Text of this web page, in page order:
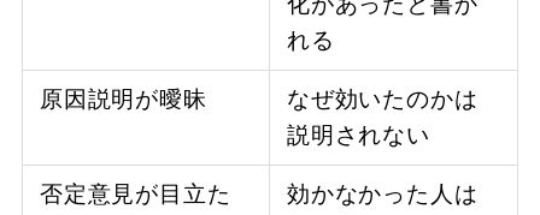
れる
原因説明が曖昧
なぜ効いたのかは
説明されない
否定意見が目立た
効かなかった人は